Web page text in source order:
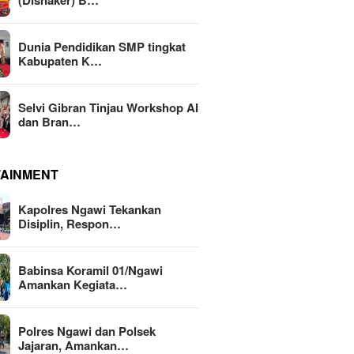
Dunia Pendidikan SMP tingkat
Kabupaten K…
Selvi Gibran Tinjau Workshop AI
dan Bran…
Kapolres Ngawi Tekankan
Disiplin, Respon…
Babinsa Koramil 01/Ngawi
Amankan Kegiata…
Polres Ngawi dan Polsek
Jajaran, Amankan…